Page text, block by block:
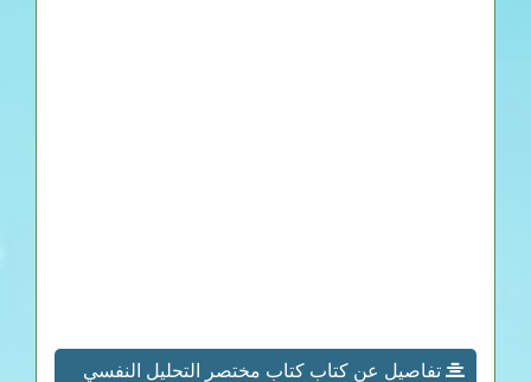
تفاصيل عن كتاب كتاب مختصر التحليل النفسي